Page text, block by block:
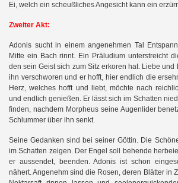
Ei, welch ein scheußliches Angesicht kann ein
Zweiter Akt:
Adonis sucht in einem angenehmen Tal
Mitte ein Bach rinnt. Ein Präludium unterstreicht
den sein Geist sich zum Sitz erkoren hat. Liebe und
ihn verschworen und er hofft, hier endlich die
Herz, welches hofft und liebt, möchte nach
und endlich genießen. Er lässt sich im Schatten
finden, nachdem Morpheus seine Augenlider
Schlummer über ihn senkt.
Seine Gedanken sind bei seiner Göttin. Die
im Schatten zeigen. Der Engel soll behende
er aussendet, beenden. Adonis ist schon
nähert. Angenehm sind die Rosen, deren Blätter in